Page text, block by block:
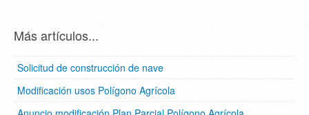
Más artículos...
Solicitud de construcción de nave
Modificación usos Polígono Agrícola